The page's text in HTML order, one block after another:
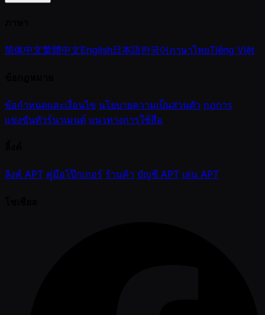
简体中文繁體中文English日本語한국어ภาษาไทยTiếng Việt
ข้อกำหนดและเงื่อนไข นโยบายความเป็นส่วนตัว กฎการ
แข่งขันทัวร์นาเมนต์ แนวทางการใช้สื่อ
ลิงค์ APT คู่มือโป๊กเกอร์ ร้านค้า บัญชี APT เล่น APT